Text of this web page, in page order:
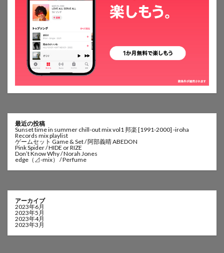
最近の投稿
Sunset time in summer chill-out mix vol1 邦楽 [1991-2000] -iroha
Records mix playlist
ゲームセット Game & Set / 阿部義晴 ABEDON
Pink Spider / HIDE or RIZE
Don’t Know Why / Norah Jones
edge（⊿-mix） / Perfume
アーカイブ
2023年6月
2023年5月
2023年4月
2023年3月